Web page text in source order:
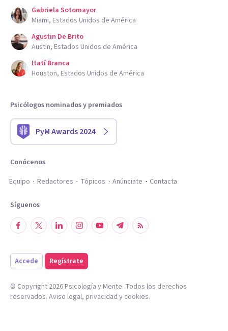
Gabriela Sotomayor
Miami, Estados Unidos de América
Agustin De Brito
Austin, Estados Unidos de América
Itatí Branca
Houston, Estados Unidos de América
Psicólogos nominados y premiados
PyM Awards 2024
Conócenos
Equipo
Redactores Tópicos Anúnciate Contacta
Síguenos
Accede Regístrate
© Copyright 2026Psicología y Mente. Todos los derechos
reservados. Aviso legal, privacidad y cookies.